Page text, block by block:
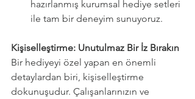
hazırlanmış kurumsal hediye setleri
ile tam bir deneyim sunuyoruz.
Kişiselleştirme: Unutulmaz Bir İz Bırakın
Bir hediyeyi özel yapan en önemli
detaylardan biri, kişiselleştirme
dokunuşudur. Çalışanlarınızın ve